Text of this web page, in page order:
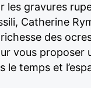
les gravures
Catherine
des
vous proposer
le temps et